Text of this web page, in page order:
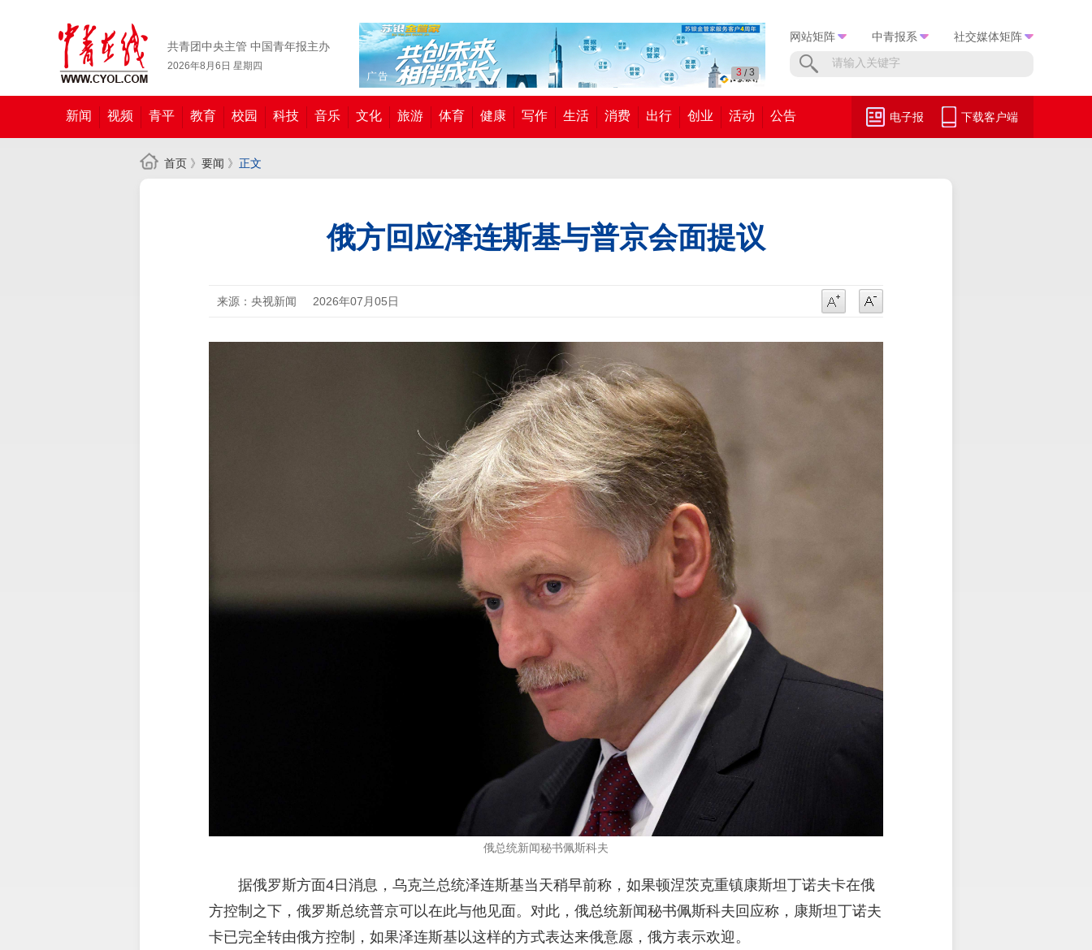
共青团中央主管 中国青年报主办
2026年8月6日 星期四
1 / 3
网站矩阵 中青报系 社交媒体矩阵
新闻 视频 青平 教育 校园 科技 音乐 文化 旅游 体育 健康 写作 生活 消费 出行 创业 活动 公告 电子报 下载客户端
首页 》 要闻 》 正文
俄方回应泽连斯基与普京会面提议
来源：央视新闻 2026年07月05日
俄总统新闻秘书佩斯科夫
据俄罗斯方面4日消息，乌克兰总统泽连斯基当天稍早前称，如果顿涅茨克重镇康斯坦丁诺夫卡在俄
方控制之下，俄罗斯总统普京可以在此与他见面。对此，俄总统新闻秘书佩斯科夫回应称，康斯坦丁诺夫
卡已完全转由俄方控制，如果泽连斯基以这样的方式表达来俄意愿，俄方表示欢迎。